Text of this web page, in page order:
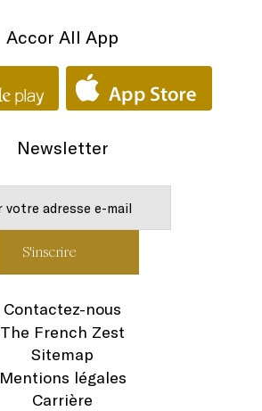
Accor All App
Newsletter
Contactez-nous
The French Zest
Sitemap
Mentions légales
Carrière